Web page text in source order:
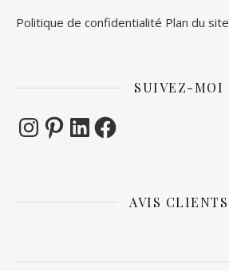
Politique de confidentialité Plan du site
SUIVEZ-MOI
Instagram
PinterestLinkedInFacebook
AVIS CLIENTS